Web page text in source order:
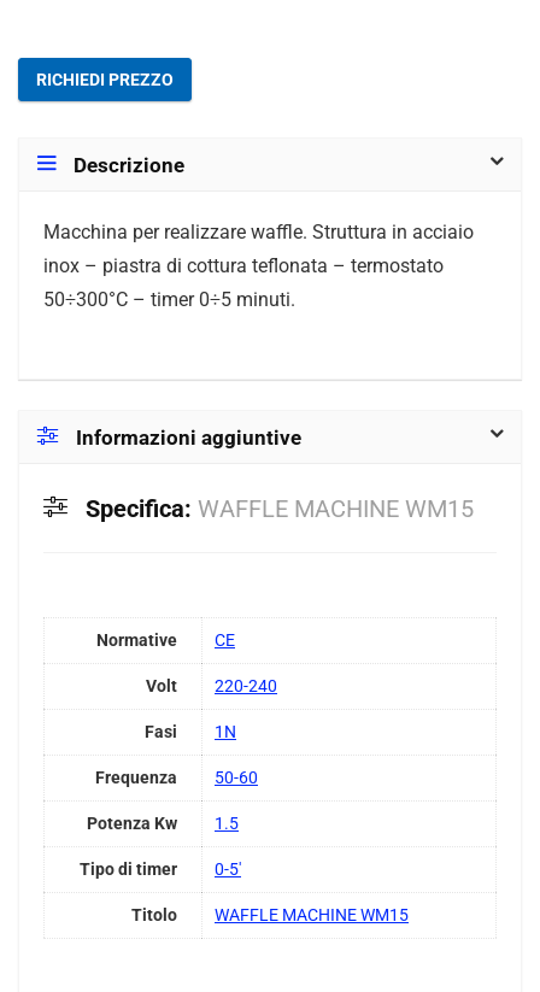
RICHIEDI PREZZO
Descrizione
Macchina per realizzare waffle. Struttura in acciaio
inox – piastra di cottura teflonata – termostato
50÷300°C – timer 0÷5 minuti.
Informazioni aggiuntive
Specifica: WAFFLE MACHINE WM15
Normative CE
Volt 220-240
Fasi 1N
Frequenza 50-60
Potenza Kw 1.5
Tipo di timer 0-5'
Titolo WAFFLE MACHINE WM15